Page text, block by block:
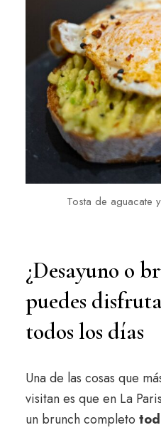
Tosta de aguacate
¿Desayuno o
puedes
todos los días
Una de las cosas que
visitan es que en La
un brunch completo